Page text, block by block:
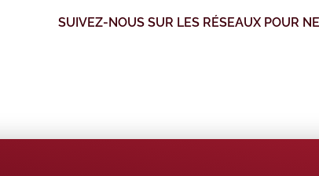
SUIVEZ-NOUS SUR LES RÉSEAUX POUR